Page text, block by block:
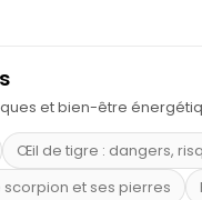
et bien-être
Œil de tigre : dangers,
et ses pierres